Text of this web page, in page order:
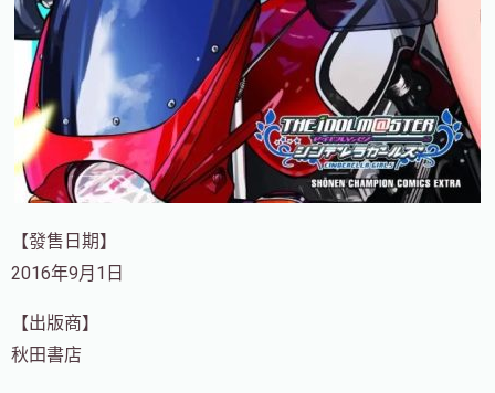
【發售日期】
2016年9月1日
【出版商】
秋田書店